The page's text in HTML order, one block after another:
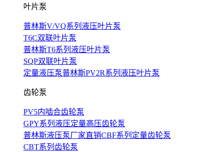
叶片泵
普林斯V/VQ系列液压叶片泵
T6C双联叶片泵
普林斯T6系列液压叶片泵
SQP双联叶片泵
定量液压泵普林斯PV2R系列液压叶片泵
齿轮泵
PV5内啮合齿轮泵
GPY系列液压定量高压齿轮泵
普林斯液压泵厂家直销CBF系列定量齿轮泵
CBT系列齿轮泵